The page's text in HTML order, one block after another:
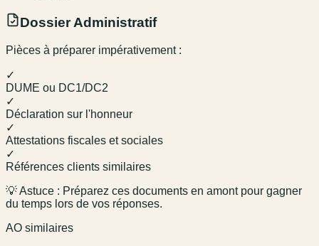
Dossier Administratif
Pièces à préparer impérativement :
✓
DUME ou DC1/DC2
✓
Déclaration sur l'honneur
✓
Attestations fiscales et sociales
✓
Références clients similaires
💡 Astuce : Préparez ces documents en amont pour gagner
du temps lors de vos réponses.
AO similaires